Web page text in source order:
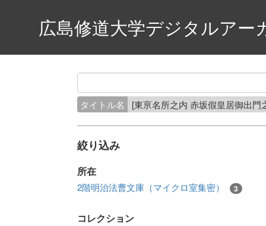
広島修道大学デジタルアー
タイトル名 [東亰名所之内 赤坂假皇居御出
絞り込み
所在
2階明治法曹文庫（マイクロ室集密） 3
コレクション